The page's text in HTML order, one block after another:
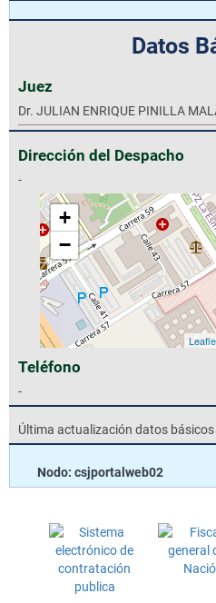
Datos
Juez
Dr. JULIAN ENRIQUE PINILLA
Dirección del Despacho
-
+
−
Teléfono
-
Última actualización datos básicos
Nodo: csjportalweb02